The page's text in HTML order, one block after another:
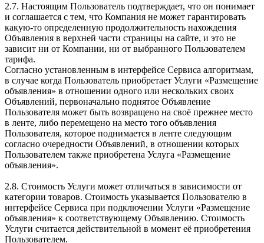
2.7. Настоящим Пользователь подтверждает, что он понимает
и соглашается с тем, что Компания не может гарантировать
какую-то определенную продолжительность нахождения
Объявления в верхней части страницы на сайте, и это не
зависит ни от Компании, ни от выбранного Пользователем
тарифа.
Согласно установленным в интерфейсе Сервиса алгоритмам,
в случае когда Пользователь приобретает Услуги «Размещение
объявления» в отношении одного или нескольких своих
Объявлений, первоначально поднятое Объявление
Пользователя может быть возвращено на своё прежнее место
в ленте, либо перемещено на место того объявления
Пользователя, которое поднимается в ленте следующим
согласно очередности Объявлений, в отношении которых
Пользователем также приобретена Услуга «Размещение
объявления».
2.8. Стоимость Услуги может отличаться в зависимости от
категории товаров. Стоимость указывается Пользователю в
интерфейсе Сервиса при подключении Услуги «Размещение
объявления» к соответствующему Объявлению. Стоимость
Услуги считается действительной в момент её приобретения
Пользователем.